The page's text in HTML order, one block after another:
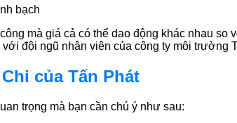
bạch
mà giá cả có thể dao động khác nhau
đội ngũ nhân viên của công ty môi trường
của Tấn Phát
trọng mà bạn cần chú ý như sau: